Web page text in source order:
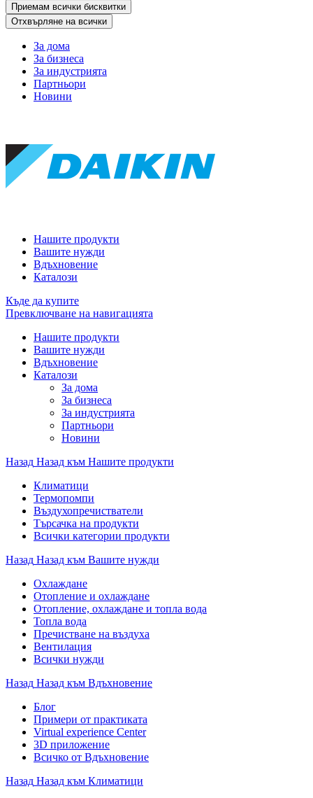
Приемам всички бисквитки
Отхвърляне на всички
За дома
За бизнеса
За индустрията
Партньори
Новини
Нашите продукти
Вашите нужди
Вдъхновение
Каталози
Къде да купите
Превключване на навигацията
Нашите продукти
Вашите нужди
Вдъхновение
Каталози
За дома
За бизнеса
За индустрията
Партньори
Новини
Назад Назад към Нашите продукти
Климатици
Термопомпи
Въздухопречистватели
Търсачка на продукти
Всички категории продукти
Назад Назад към Вашите нужди
Охлаждане
Отопление и охлаждане
Отопление, охлаждане и топла вода
Топла вода
Пречистване на въздуха
Вентилация
Всички нужди
Назад Назад към Вдъхновение
Блог
Примери от практиката
Virtual experience Center
3D приложение
Всичко от Вдъхновение
Назад Назад към Климатици